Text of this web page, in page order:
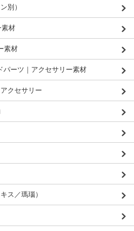
別）
素材
素材
パーツ｜アクセサリー素材
クセサリー
ス／瑪瑙）